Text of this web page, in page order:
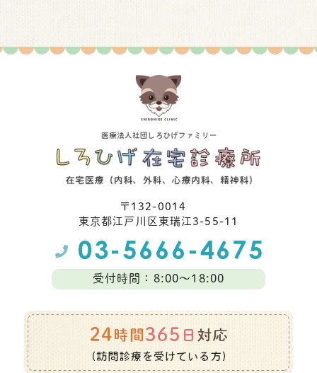
〒132-0014
東京都江⼾川区東瑞江3-55-11
受付時間：8:00～18:00